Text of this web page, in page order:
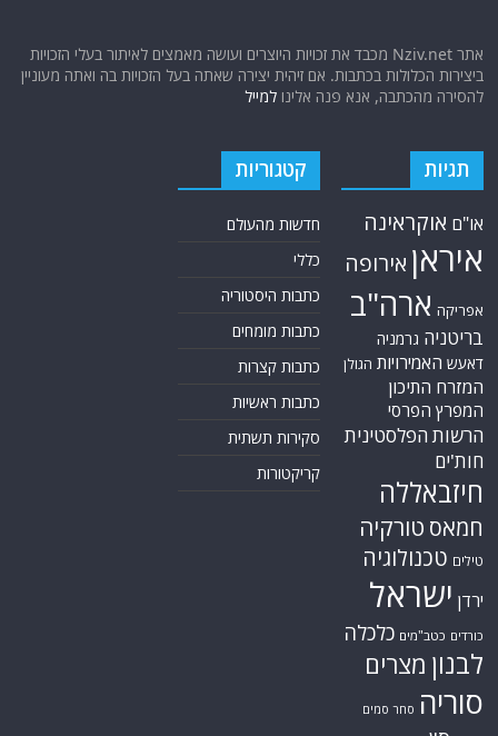
אתר Nziv.net מכבד את זכויות היוצרים ועושה מאמצים לאיתור בעלי הזכויות
ביצירות הכלולות בכתבות. אם זיהית יצירה שאתה בעל הזכויות בה ואתה מעוניין
להסירה מהכתבה, אנא פנה אלינולמייל
תגיות
או"ם אוקראינה
איראן אירופה
אפריקה ארה"ב
בריטניה גרמניה
דאעש האמירויות הגולן
המזרח התיכון
המפרץ הפרסי
הרשות הפלסטינית
חות'ים
חיזבאללה
חמאס טורקיה
טילים טכנולוגיה
ירדן ישראל
כורדים כטב"מים כלכלה
לבנון מצרים
סוריה סחר סמים
קטגוריות
חדשות מהעולם
כללי
כתבות היסטוריה
כתבות מומחים
כתבות קצרות
כתבות ראשיות
סקירות תשתית
קריקטורות